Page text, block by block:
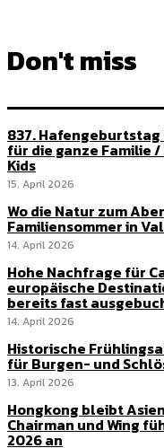
Don't miss
837. Hafengeburtstag
für die ganze Familie
Kids
15. April 2026
Wo die Natur zum
Familiensommer in
14. April 2026
Hohe Nachfrage für
europäische
bereits fast
14. April 2026
Historische
für Burgen- und
13. April 2026
Hongkong bleibt
Chairman und Wing
2026 an